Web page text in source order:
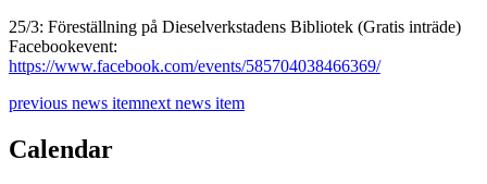
25/3: Föreställning på Dieselverkstadens Bibliotek (Gratis inträde)
Facebookevent:
https://www.facebook.com/events/585704038466369/
previous news itemnext news item
Calendar